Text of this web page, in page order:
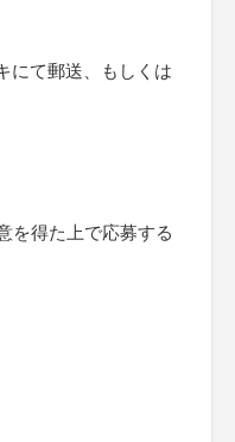
にて郵送、もしくは
を得た上で応募する